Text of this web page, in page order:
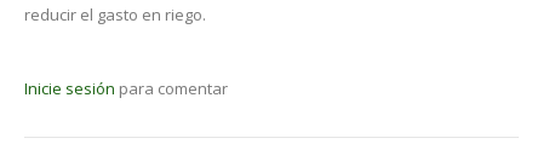
reducir el gasto en riego.
Inicie sesión para comentar